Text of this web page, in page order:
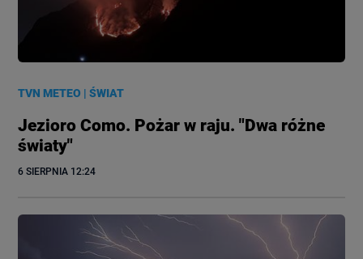
TVN METEO |ŚWIAT
Jezioro Como. Pożar w raju. "Dwa różne
światy"
6 SIERPNIA 12:24